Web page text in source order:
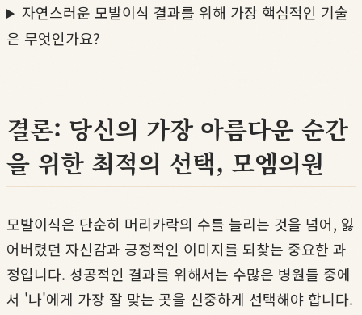
자연스러운 모발이식 결과를 위해 가장 핵심적인 기술
은 무엇인가요?
결론: 당신의 가장 아름다운 순간
을 위한 최적의 선택, 모엠의원
모발이식은 단순히 머리카락의 수를 늘리는 것을 넘어, 잃
어버렸던 자신감과 긍정적인 이미지를 되찾는 중요한 과
정입니다. 성공적인 결과를 위해서는 수많은 병원들 중에
서 '나'에게 가장 잘 맞는 곳을 신중하게 선택해야 합니다.